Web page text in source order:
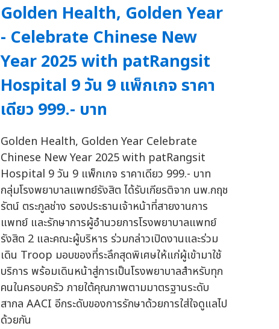
Golden Health, Golden Year
- Celebrate Chinese New
Year 2025 with patRangsit
Hospital 9 วัน 9 แพ็กเกจ ราคา
เดียว 999.- บาท
Golden Health, Golden Year Celebrate
Chinese New Year 2025 with patRangsit
Hospital 9 วัน 9 แพ็กเกจ ราคาเดียว 999.- บาท
กลุ่มโรงพยาบาลแพทย์รังสิต ได้รับเกียรติจาก นพ.กฤช
รัตน์ ตระกูลช่าง รองประธานเจ้าหน้าที่สายงานการ
แพทย์ และรักษาการผู้อำนวยการโรงพยาบาลแพทย์
รังสิต 2 และคณะผู้บริหาร ร่วมกล่าวเปิดงานและร่วม
เดิน Troop มอบของที่ระลึกสุดพิเศษให้แก่ผู้เข้ามาใช้
บริการ พร้อมเดินหน้าสู่การเป็นโรงพยาบาลสำหรับทุก
คนในครอบครัว ภายใต้คุณภาพตามมาตรฐานระดับ
สากล AACI อีกระดับของการรักษาด้วยการใส่ใจดูแลไป
ด้วยกัน